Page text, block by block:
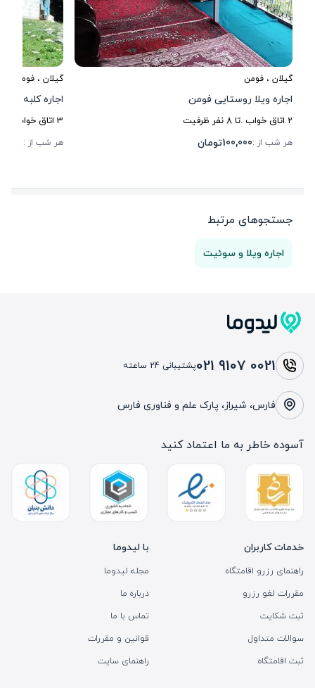
گیلان ، فومن
اجاره ویلا روستایی فومن
2 اتاق خواب .تا8نفر ظرفیت
هر شب از :100,000تومان
گیلان ، فومن
اجاره کلبه
3 اتاق خواب .
هر شب از :
جستجوهای مرتبط
اجاره ویلا و سوئیت
خدمات کاربران
راهنمای رزرو اقامتگاه
مقررات لغو رزرو
ثبت شکایت
سوالات متداول
ثبت اقامتگاه
با لیدوما
مجله لیدوما
درباره ما
تماس با ما
قوانین و مقررات
راهنمای سایت
021 9107 0021پشتیبانی 24 ساعته
فارس، شیراز، پارک علم و فناوری فارس
آسوده خاطر به ما اعتماد کنید